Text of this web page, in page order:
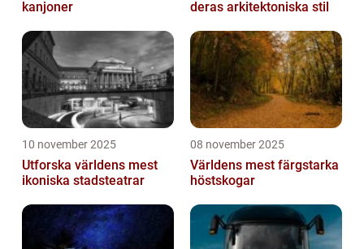
kanjoner
deras arkitektoniska stil
10 november 2025
Utforska världens mest
ikoniska stadsteatrar
08 november 2025
Världens mest färgstarka
höstskogar